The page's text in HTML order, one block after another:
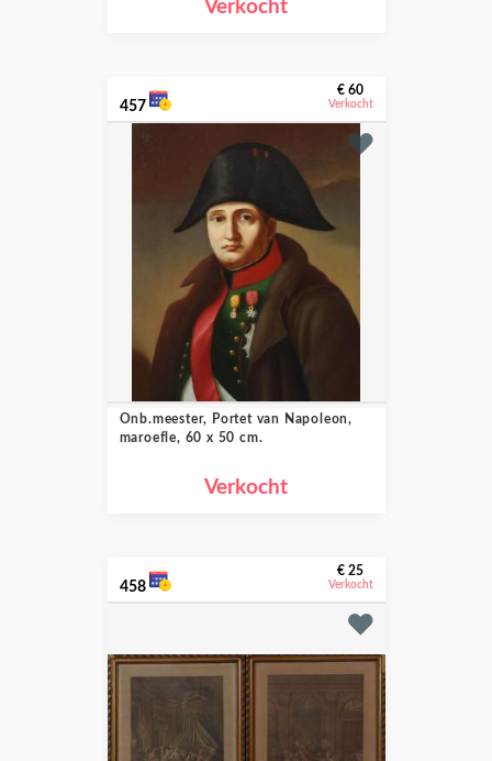
Verkocht
457
€ 60
Verkocht
Onb.meester, Portet van Napoleon,
maroefle, 60 x 50 cm.
Verkocht
458
€ 25
Verkocht